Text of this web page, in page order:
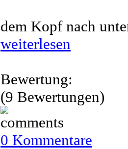
dem Kopf nach
weiterlesen
Bewertung:
(9 Bewertungen)
0 Kommentare